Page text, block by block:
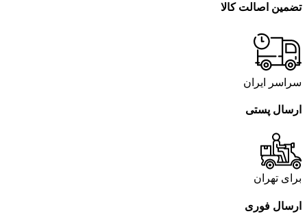
تضمین اصالت کالا
سراسر ایران
ارسال پستی
برای تهران
ارسال فوری